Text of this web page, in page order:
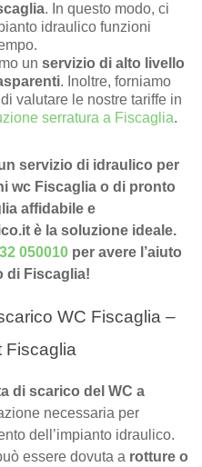
. In questo modo, ci
idraulico funzioni
unservizio di alto livello
. Inoltre, forniamo
valutare le nostre tariffe in
serratura a Fiscaglia.
servizio di idraulico per
wc Fiscaglia o di pronto
affidabile e
è la soluzione ideale.
050010 per avere l’aiuto
di Fiscaglia!
WC Fiscaglia –
Fiscaglia
di scarico del WC a
necessaria per
dell’impianto idraulico.
essere dovuta a rotture o